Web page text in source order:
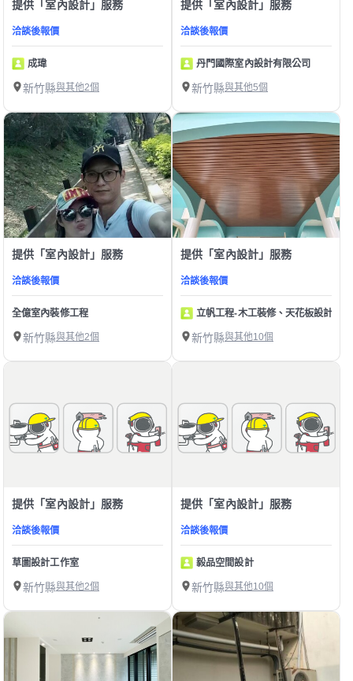
提供「室內設計」服務
洽談後報價
成瑋
新竹縣與其他2個
提供「室內設計」服務
洽談後報價
丹門國際室內設計有限公司
新竹縣與其他5個
提供「室內設計」服務
洽談後報價
全億室內裝修工程
新竹縣與其他2個
提供「室內設計」服務
洽談後報價
立帆工程-木工裝修、天花板設計
新竹縣與其他10個
提供「室內設計」服務
洽談後報價
草圖設計工作室
新竹縣與其他2個
提供「室內設計」服務
洽談後報價
毅品空間設計
新竹縣與其他10個